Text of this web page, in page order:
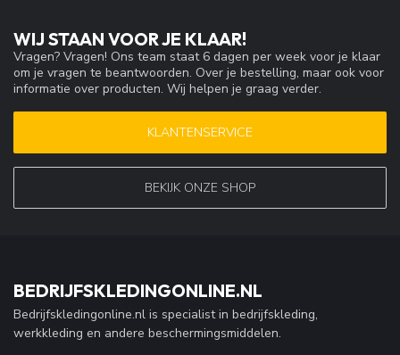
WIJ STAAN VOOR JE KLAAR!
Vragen? Vragen! Ons team staat 6 dagen per week voor je klaar
om je vragen te beantwoorden. Over je bestelling, maar ook voor
informatie over producten. Wij helpen je graag verder.
KLANTENSERVICE
BEKIJK ONZE SHOP
BEDRIJFSKLEDINGONLINE.NL
Bedrijfskledingonline.nl is specialist in bedrijfskleding,
werkkleding en andere beschermingsmiddelen.